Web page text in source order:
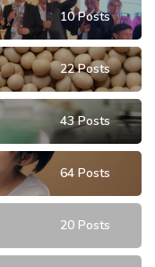
10 Posts
22 Posts
43 Posts
64 Posts
20 Posts